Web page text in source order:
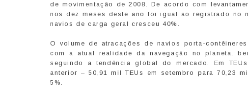
de movimentação de 2008. De acordo com
nos dez meses deste ano foi igual ao registrado no
navios de carga geral cresceu 40%.
O volume de atracações de navios porta-
com a atual realidade da navegação no planeta,
seguindo a tendência global do mercado. Em
anterior – 50,91 mil TEUs em setembro para 70,23
5%.